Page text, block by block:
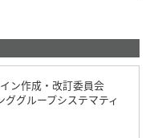
ン作成・改訂委員会
グループシステマティ